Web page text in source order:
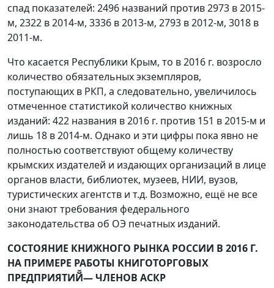
спад показателей: 2496 названий против 2973 в 2015-
м, 2322 в 2014-м, 3336 в 2013-м, 2793 в 2012-м, 3018 в
2011-м.
Что касается Республики Крым, то в 2016 г. возросло
количество обязательных экземпляров,
поступающих в РКП, а следовательно, увеличилось
отмеченное статистикой количество книжных
изданий: 422 названия в 2016 г. против 151 в 2015-м и
лишь 18 в 2014-м. Однако и эти цифры пока явно не
полностью соответствуют общему количеству
крымских издателей и издающих организаций в лице
органов власти, библиотек, музеев, НИИ, вузов,
туристических агентств и т.д. Возможно, ещё не все
они знают требования федерального
законодательства об ОЭ печатных изданий.
СОСТОЯНИЕ КНИЖНОГО РЫНКА РОССИИ В 2016 Г.
НА ПРИМЕРЕ РАБОТЫ КНИГОТОРГОВЫХ
ПРЕДПРИЯТИЙ—ЧЛЕНОВ АСКР